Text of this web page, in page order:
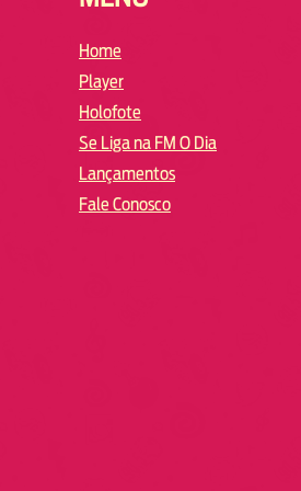
Home
Player
Holofote
Se Liga na FM O Dia
Lançamentos
Fale Conosco